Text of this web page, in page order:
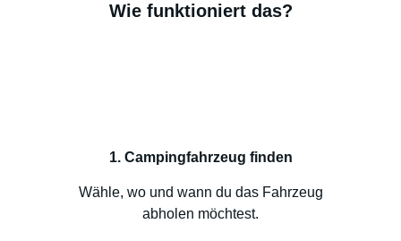
Wie funktioniert das?
1. Campingfahrzeug finden
Wähle, wo und wann du das Fahrzeug
abholen möchtest.